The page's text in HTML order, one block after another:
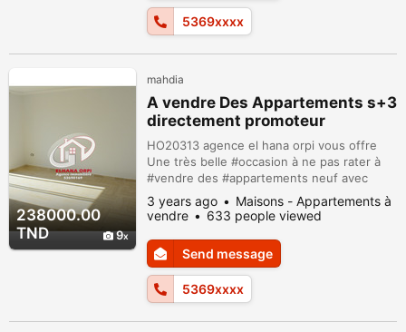
cœur du #zone_touristique sur la route p...
5369xxxx
238000.00
TND
9
mahdia
A vendre Des Appartements s+3
directement promoteur
HO20313 agence el hana orpi vous offre
Une très belle #occasion à ne pas rater à
#vendre des #appartements neuf avec
ascenseur et #gardien jour et nuit 24/24
mis à borj arif #mahdia . les appartements
s+1/s+2/s+3 avec des métrages variés . les
appartements sont situés dans un quartier
agréable et bien animé . caractéristique de
ses appartements : ces apparte...
3 years ago
Maisons - Appartements à
vendre
633 people viewed
Send message
5369xxxx